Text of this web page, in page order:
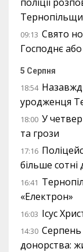
поліції
09:13 Свято
Господнє
5 Серпня
18:54
уродженця
18:00 У
та грози
17:16
більше сотні
16:41
«Електрон»
16:03 Ісус
14:30 Серпень
донорства: